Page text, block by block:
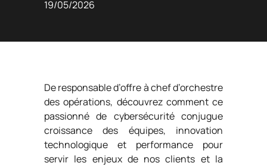
19/05/2026
De responsable d’offre à chef d’orchestre
des opérations, découvrez comment ce
passionné de cybersécurité conjugue
croissance des équipes, innovation
technologique et performance pour
servir les enjeux de nos clients et la